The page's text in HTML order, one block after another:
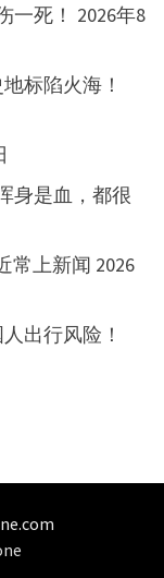
一死！ 2026年8
标陷火海！
身是血，都很
常上新闻 2026
出行风险！